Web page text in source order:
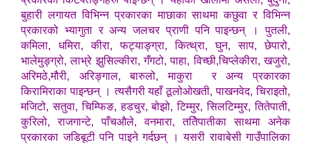
बुहारी लगायत विभिन्न प्रकारका माछाका साथमा कछुवा र विभिन्न
प्रकारको भ्यागुता र अन्य जलचर प्राणी पनि पाइन्छन् । पुतली,
कमिला, धमिरा, कीरा, फट्याङ्ग्रा, कित्थ्रा, घुन, साप, छेपारो,
भालेमुङ्ग्रो, लाभ्रे झुसिल्कीरा, गँगटो, पाहा, विच्छी,चिप्लेकीरा, खजुरो,
अरिमठे,मौरी, अरिङ्गाल, बारुलो, माकुरा र अन्य प्रकारका
किरामिराका पाइन्छन् । त्यसैगरी यहाँ ठूलोओखती, पाखनवेद, चिराइतो,
मजिटो, सतुवा, चिम्फिङ, हडचुर, बोझो, टिम्मुर, सिलटिम्मुर, तितेपाती,
कुरिलो, राजगान्टे, पाँचऔले, वनमारा, ततिेपातीका साथमा अनेक
प्रकारका जडिबूटी पनि पाइने गर्दछन् । यसरी रावाबेसी गाउँपालिका